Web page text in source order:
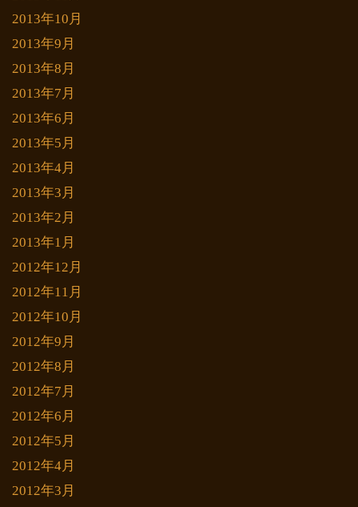
2013年10月
2013年9月
2013年8月
2013年7月
2013年6月
2013年5月
2013年4月
2013年3月
2013年2月
2013年1月
2012年12月
2012年11月
2012年10月
2012年9月
2012年8月
2012年7月
2012年6月
2012年5月
2012年4月
2012年3月